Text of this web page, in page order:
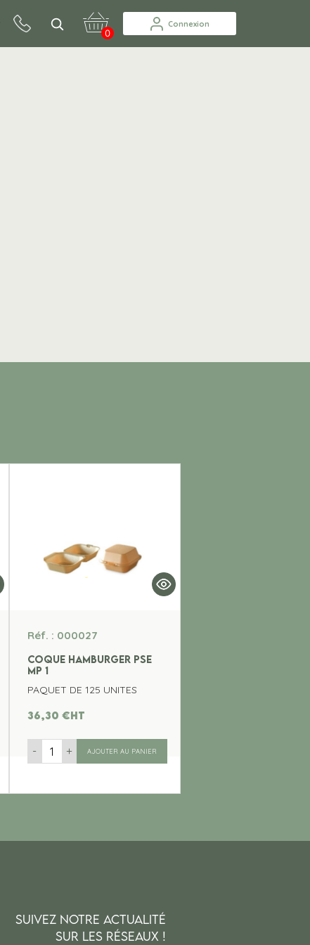
0
Connexion
Réf. : 000027
COQUE HAMBURGER PSE
MP 1
PAQUET DE 125 UNITES
36,30 €ht
- + AJOUTER AU PANIER
SUIVEZ NOTRE ACTUALITÉ
SUR LES RÉSEAUX !